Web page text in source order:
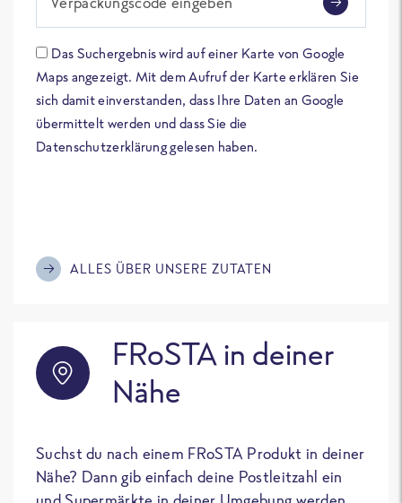
Das Suchergebnis wird auf einer Karte von Google
Maps angezeigt. Mit dem Aufruf der Karte erklären Sie
sich damit einverstanden, dass Ihre Daten an Google
übermittelt werden und dass Sie die
Datenschutzerklärung gelesen haben.
ALLES ÜBER UNSERE ZUTATEN
FRoSTA in deiner
Nähe
Suchst du nach einem FRoSTA Produkt in deiner
Nähe? Dann gib einfach deine Postleitzahl ein